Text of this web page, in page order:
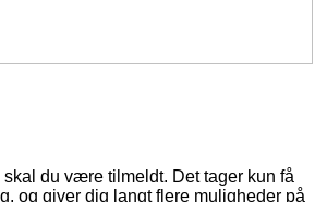
du være tilmeldt. Det tager kun få
og giver dig langt flere muligheder på